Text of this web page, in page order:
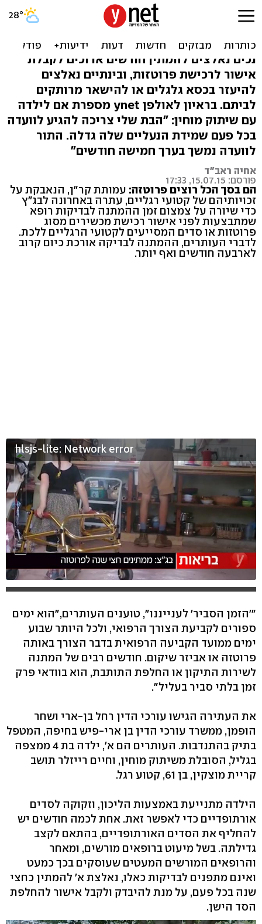
עתירה לבג"ץ: למה צריך
להמתין חצי שנה לפרוטזה?
נכים נאלצים להמתין חודשים ארוכים לקבלת
אישור לרכישת פרוטזות, ובינתיים נאלצים
להיעזר בכסא גלגלים או להישאר מרותקים
לביתם. בראיון לאולפן ynet מספרת אם לילדה
עם שיתוק מוחין: "הבת שלי צריכה להגיע לוועדה
בכל פעם שמידת הנעליים שלה גדלה. התור
לוועדה נמשך בערך חמישה חודשים"
אחיה ראב"ד
פורסם: 15.07.15, 17:33
הם בסך הכל רוצים פרוטזה: עמותת קר"ן, הנאבקת על
זכויותיהם של קטועי רגליים, עתרה באחרונה לבג"ץ
כדי שיורה על צמצום זמן ההמתנה לבדיקות רופא
שמתבצעות לפני אישור רכישת מכשירים מסוג
פרוטזות או סדים המסייעים לקטועי הרגליים ללכת.
לדברי העותרים, ההמתנה לבדיקה אורכת כיום קרוב
לארבעה חודשים ואף יותר.
hlsjs-lite: Network error
"'הזמן הסביר' לענייננו", טוענים העותרים,"הוא ימים
ספורים לקביעת הצורך הרפואי, ולכל היותר שבוע
ימים ממועד הקביעה הרפואית בדבר הצורך באותה
פרוטזה או אביזר שיקום. חודשים רבים של המתנה
לשירות התיקון או החלפת התותבת, הוא בוודאי פרק
זמן בלתי סביר בעליל".
את העתירה הגישו עורכי הדין רחל בן-ארי ושחר
הופמן, ממשרד עורכי הדין בן ארי-פיש בחיפה, המטפל
בתיק בהתנדבות. העותרים הם א', ילדה בת 4 ממצפה
בגליל, הסובלת משיתוק מוחין, וחיים רייזלר תושב
קריית מוצקין, בן 61, קטוע רגל.
הילדה מתנייעת באמצעות הליכון, וזקוקה לסדים
אורתופדיים כדי לאפשר זאת. אחת לכמה חודשים יש
להחליף את הסדים האורתופדיים, בהתאם לקצב
גדילתה. בשל מיעוט ברופאים מורשים, ומאחר
והרופאים המורשים המעטים שעוסקים בכך כמעט
ואינם מתפנים לבדיקות כאלו, נאלצת א' להמתין כחצי
שנה בכל פעם, על מנת להיבדק ולקבל אישור להחלפת
הסד הישן.